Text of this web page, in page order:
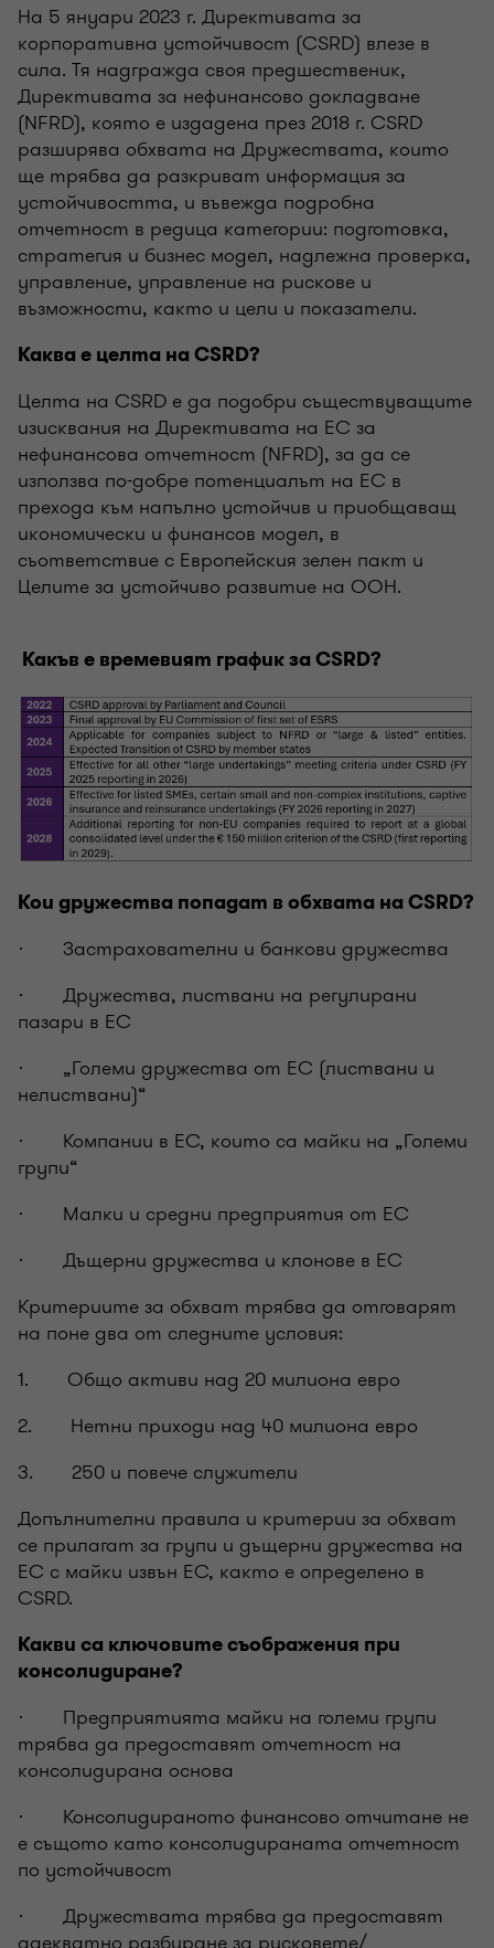
На 5 януари 2023 г. Директивата за
корпоративна устойчивост (CSRD) влезе в
сила. Тя надгражда своя предшественик,
Директивата за нефинансово докладване
(NFRD), която е издадена през 2018 г. CSRD
разширява обхвата на Дружествата, които
ще трябва да разкриват информация за
устойчивостта, и въвежда подробна
отчетност в редица категории: подготовка,
стратегия и бизнес модел, надлежна проверка,
управление, управление на рискове и
възможности, както и цели и показатели.
Каква е целта на CSRD?
Целта на CSRD е да подобри съществуващите
изисквания на Директивата на ЕС за
нефинансова отчетност (NFRD), за да се
използва по-добре потенциалът на ЕС в
прехода към напълно устойчив и приобщаващ
икономически и финансов модел, в
съответствие с Европейския зелен пакт и
Целите за устойчиво развитие на ООН.
Какъв е времевият график за CSRD?
Кои дружества попадат в обхвата на CSRD?
· Застрахователни и банкови дружества
· Дружества, листвани на регулирани
пазари в ЕС
· „Големи дружества от ЕС (листвани и
нелиствани)“
· Компании в ЕС, които са майки на „Големи
групи“
· Малки и средни предприятия от ЕС
· Дъщерни дружества и клонове в ЕС
Критериите за обхват трябва да отговарят
на поне два от следните условия:
1. Общо активи над 20 милиона евро
2. Нетни приходи над 40 милиона евро
3. 250 и повече служители
Допълнителни правила и критерии за обхват
се прилагат за групи и дъщерни дружества на
ЕС с майки извън ЕС, както е определено в
CSRD.
Какви са ключовите съображения при
консолидиране?
· Предприятията майки на големи групи
трябва да предоставят отчетност на
консолидирана основа
· Консолидираното финансово отчитане не
е същото като консолидираната отчетност
по устойчивост
· Дружествата трябва да предоставят